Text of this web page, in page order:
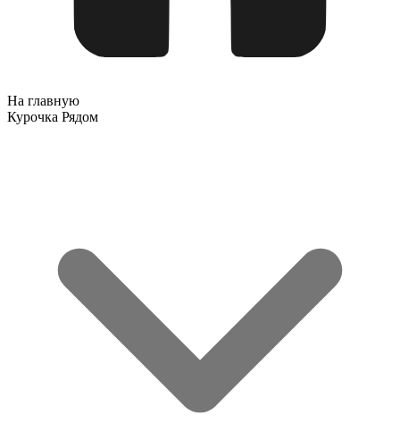
На главную
Курочка Рядом